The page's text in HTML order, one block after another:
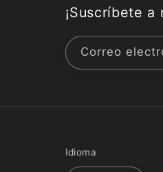
¡Suscríbete
Correo
Idioma